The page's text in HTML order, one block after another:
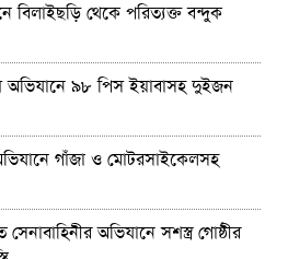
বিলাইছড়ি থেকে পরিত্যক্ত বন্দুক
অভিযানে ৯৮ পিস ইয়াবাসহ দুইজন
গাঁজা ও মোটরসাইকেলসহ
অভিযানে সশস্ত্র গোষ্ঠীর